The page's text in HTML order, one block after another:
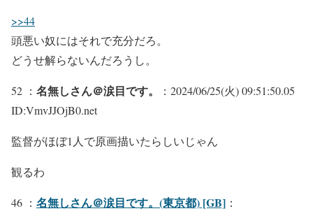
>>44
頭悪い奴にはそれで充分だろ。
どうせ解らないんだろうし。
52 ： 名無しさん＠涙目です。
：2024/06/25(火) 09:51:50.05
ID:VmvJJOjB0.net
監督がほぼ1人で原画描いたらしいじゃん
観るわ
46 ： 名無しさん＠涙目です。(東京都) [GB] ：